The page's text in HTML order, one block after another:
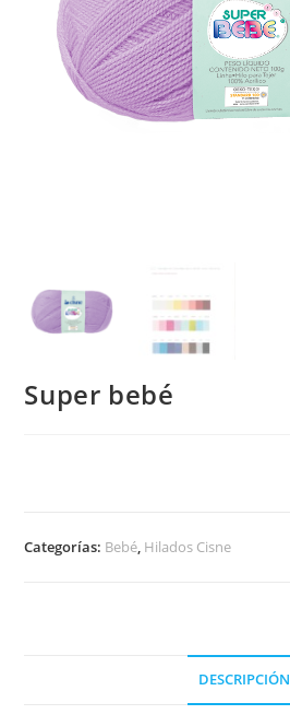
Super bebé
Categorías: Bebé, Hilados Cisne
DESCRIPCIÓN